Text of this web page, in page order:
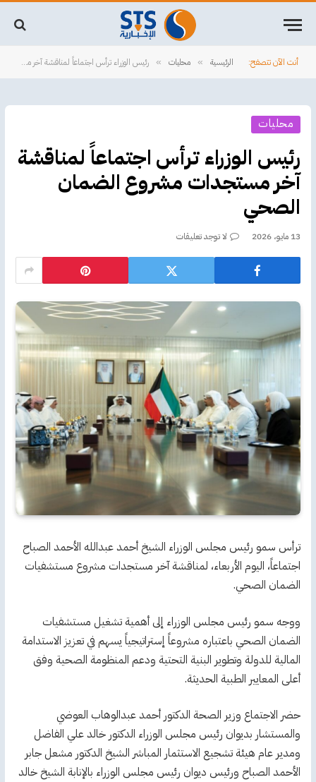
أنت الآن تتصفح: الرئيسية » محليات » رئيس الوزراء ترأس اجتماعاً لمناقشة آخر مستجدات مشروع الضمان الصحي
محليات
رئيس الوزراء ترأس اجتماعاً لمناقشة
آخر مستجدات مشروع الضمان
الصحي
13 مايو، 2026 لا توجد تعليقات
ترأس سمو رئيس مجلس الوزراء الشيخ أحمد عبدالله الأحمد الصباح
اجتماعاً، اليوم الأربعاء، لمناقشة آخر مستجدات مشروع مستشفيات
الضمان الصحي.
ووجه سمو رئيس مجلس الوزراء إلى أهمية تشغيل مستشفيات
الضمان الصحي باعتباره مشروعاً إستراتيجياً يسهم في تعزيز الاستدامة
المالية للدولة وتطوير البنية التحتية ودعم المنظومة الصحية وفق
أعلى المعايير الطبية الحديثة.
حضر الاجتماع وزير الصحة الدكتور أحمد عبدالوهاب العوضي
والمستشار بديوان رئيس مجلس الوزراء الدكتور خالد علي الفاضل
ومدير عام هيئة تشجيع الاستثمار المباشر الشيخ الدكتور مشعل جابر
الأحمد الصباح ورئيس ديوان رئيس مجلس الوزراء بالإنابة الشيخ خالد